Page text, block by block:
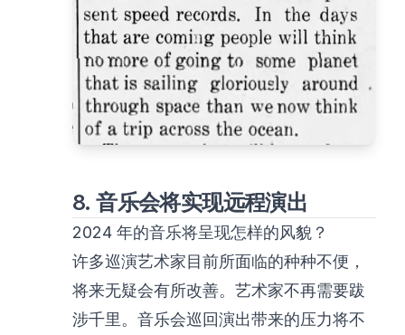
8. 音乐会将实现远程演出
2024 年的音乐将呈现怎样的风貌？
许多巡演艺术家目前所面临的种种不便，
将来无疑会有所改善。艺术家不再需要跋
涉千里。音乐会巡回演出带来的压力将不